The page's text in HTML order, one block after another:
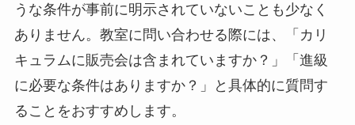
うな条件が事前に明示されていないことも少なく
ありません。教室に問い合わせる際には、「カリ
キュラムに販売会は含まれていますか？」「進級
に必要な条件はありますか？」と具体的に質問す
ることをおすすめします。